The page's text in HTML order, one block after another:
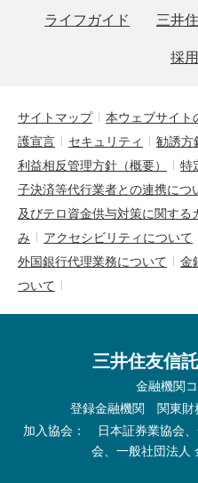
ライフガイド
三井
採
サイトマップ 本ウェブサイト
護宣言
セキュリティ 勧誘方
利益相反管理方針（概要）
特
子決済等代行業者との連携につ
及びテロ資金供与対策に関す
み
アクセシビリティについて
外国銀行代理業務について
金
ついて
三井住友信
金融機関
登録金融機関 関東財
加入協会： 日本証券業協会
会、一般社団法人